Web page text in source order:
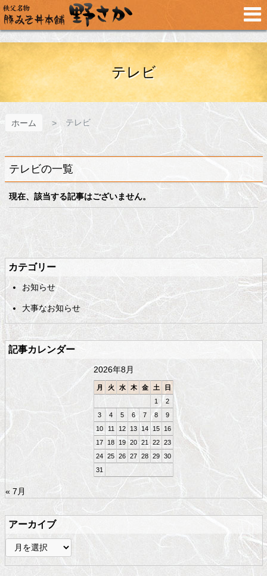
メ
イ
ン
コ
プ
テレビ
ホーム テレビ
テレビの一覧
現在、該当する記事はございません。
ン
ン
テ
ン
ツ
の
先
ジ
先
頭
へ
戻
る
カテゴリー
お知らせ
大事なお知らせ
記事カレンダー
2026年8月
月 火 水 木 金 土
日
1
2
3
4 5 6 7 8
9
10
11 12 13 14 15
16
17
18 19 20 21 22 23
24 25 26 27 28 29 30
31
« 7月
アーカイブ
ア
ー
カ